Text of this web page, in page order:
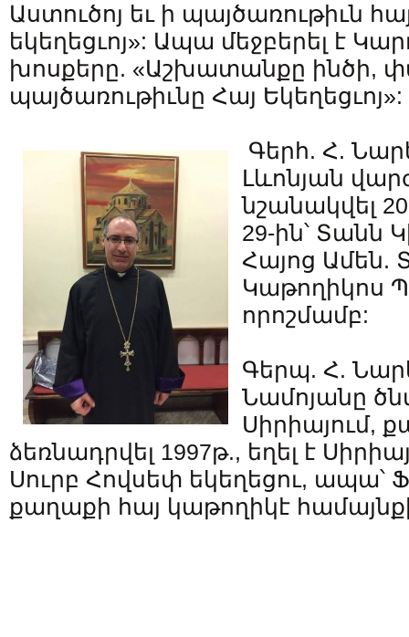
Աստուծոյ եւ ի պայծառութիւն
եկեղեցւոյ»: Ապա մեջբերել է
խոսքերը. «Աշխատանքը ինծի,
պայծառութիւնը Հայ Եկեղեցւոյ»:
Գերհ. Հ.
Լևոնյան
նշանակվել
29-ին՝ Տանն
Հայոց Ամեն.
Կաթողիկոս
որոշմամբ:
Գերպ. Հ.
Նամոյանը
Սիրիայում,
ձեռնադրվել 1997թ., եղել է
Սուրբ Հովսեփ եկեղեցու, ապա՝
քաղաքի հայ կաթողիկէ